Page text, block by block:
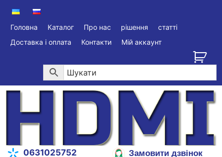
Головна Каталог Про нас рішення
статті
Доставка і оплата
Контакти Мій аккаунт
0631025752
Замовити дзвінок